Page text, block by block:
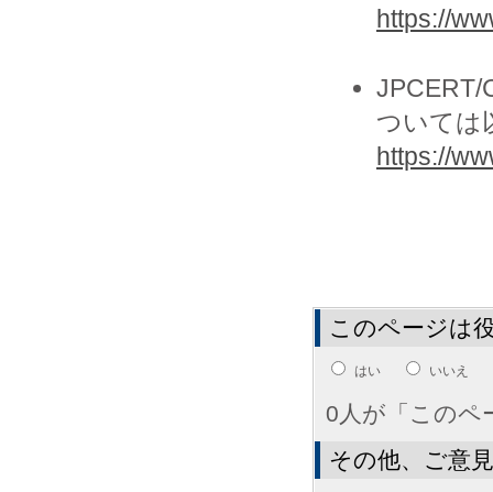
https://
JPCERT/
ついては
https://
このページは
はい いいえ
0人が「このペ
その他、ご意